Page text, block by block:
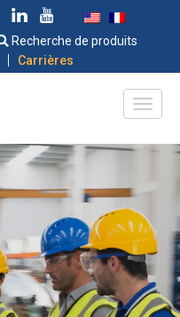
Recherche de produits
| Carrières